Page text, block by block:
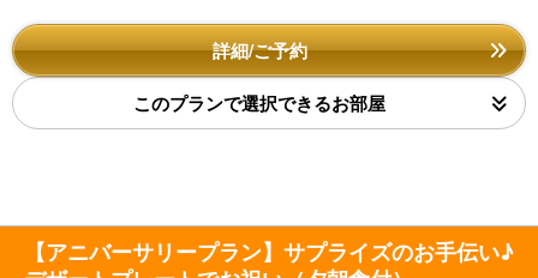
詳細/ご予約
このプランで選択できるお部屋
【アニバーサリープラン】サプライズのお手伝い♪